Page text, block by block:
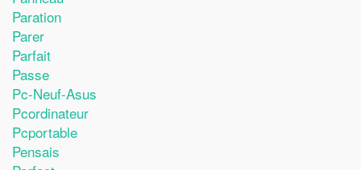
Paration
Parer
Parfait
Passe
Pc-Neuf-Asus
Pcordinateur
Pcportable
Pensais